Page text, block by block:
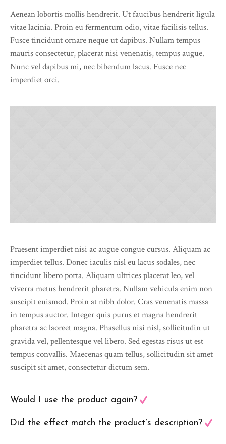
Aenean lobortis mollis hendrerit. Ut faucibus hendrerit ligula
vitae lacinia. Proin eu fermentum odio, vitae facilisis tellus.
Fusce tincidunt ornare neque ut dapibus. Nullam tempus
mauris consectetur, placerat nisi venenatis, tempus augue.
Nunc vel dapibus mi, nec bibendum lacus. Fusce nec
imperdiet orci.
Praesent imperdiet nisi ac augue congue cursus. Aliquam ac
imperdiet tellus. Donec iaculis nisl eu lacus sodales, nec
tincidunt libero porta. Aliquam ultrices placerat leo, vel
viverra metus hendrerit pharetra. Nullam vehicula enim non
suscipit euismod. Proin at nibh dolor. Cras venenatis massa
in tempus auctor. Integer quis purus et magna hendrerit
pharetra ac laoreet magna. Phasellus nisi nisl, sollicitudin ut
gravida vel, pellentesque vel libero. Sed egestas risus ut est
tempus convallis. Maecenas quam tellus, sollicitudin sit amet
suscipit sit amet, consectetur dictum sem.
Would I use the product again?
Did the effect match the product′s description?